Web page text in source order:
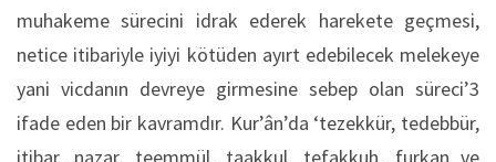
muhakeme sürecini idrak ederek harekete geçmesi,
netice itibariyle iyiyi kötüden ayırt edebilecek melekeye
yani vicdanın devreye girmesine sebep olan süreci’3
ifade eden bir kavramdır. Kur’ân’da ‘tezekkür, tedebbür,
itibar, nazar, teemmül, taakkul, tefakkuh, furkan ve